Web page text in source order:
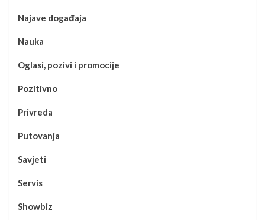
Najave događaja
Nauka
Oglasi, pozivi i promocije
Pozitivno
Privreda
Putovanja
Savjeti
Servis
Showbiz